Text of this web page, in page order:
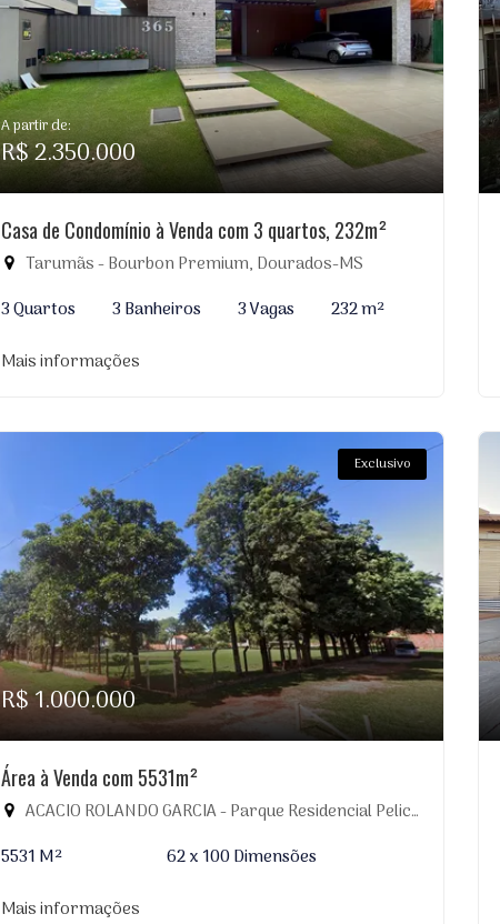
A partir de:
R$ 2.350.000
Casa de Condomínio à Venda com 3 quartos, 232m²
Tarumãs - Bourbon Premium, Dourados-MS
3 Quartos
3 Banheiros 3 Vagas
232 m²
Mais informações
Exclusivo
R$ 1.000.000
Área à Venda com 5531m²
ACACIO ROLANDO GARCIA - Parque Residencial Pelicano, Dourados-MS
5531 M²
62 x 100 Dimensões
Mais informações